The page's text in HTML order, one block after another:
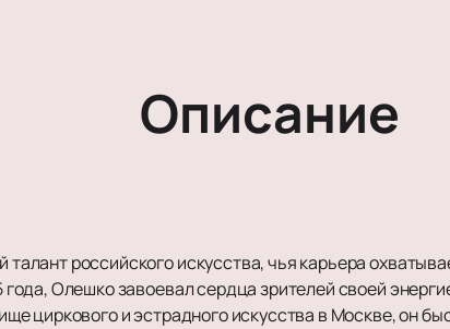
Описание
российского искусства, чья карьера
Олешко завоевал сердца зрителей своей
циркового и эстрадного искусства в Москве, он